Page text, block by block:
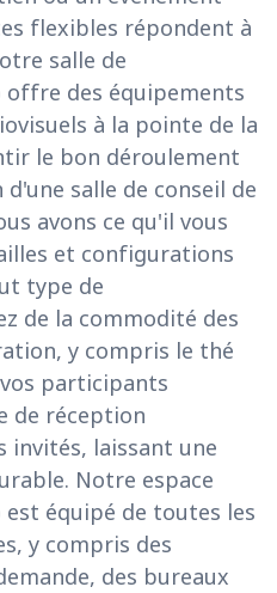
flexibles répondent à
salle de
des équipements
à la pointe de la
le bon déroulement
salle de conseil de
avons ce qu'il vous
et configurations
type de
de la commodité des
y compris le thé
participants
de réception
invités, laissant une
Notre espace
est équipé de toutes les
y compris des
des bureaux